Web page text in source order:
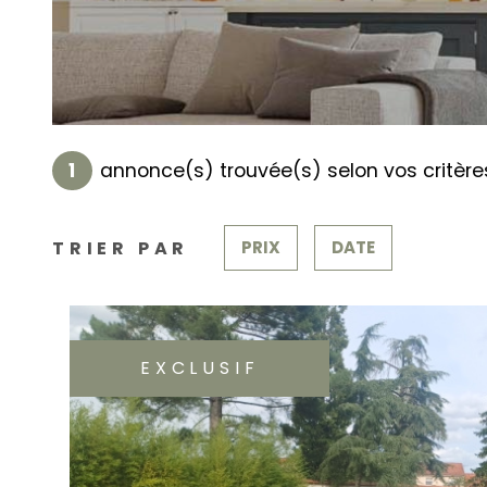
1 annonce(s) trouvée(s) selon vos
TRIER PAR PRIX DATE
EXCLUSIF